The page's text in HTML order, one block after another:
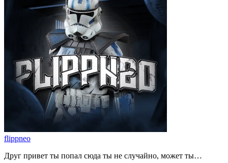
flippneo
Друг привет ты попал сюда ты не случайно, может ты…